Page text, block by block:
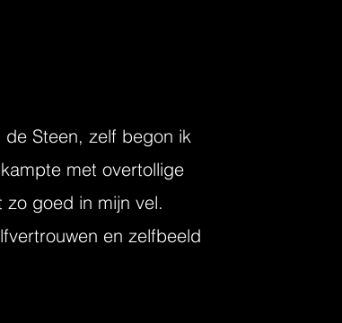
de Steen, zelf begon ik
met overtollige
zo goed in mijn vel.
en zelfbeeld